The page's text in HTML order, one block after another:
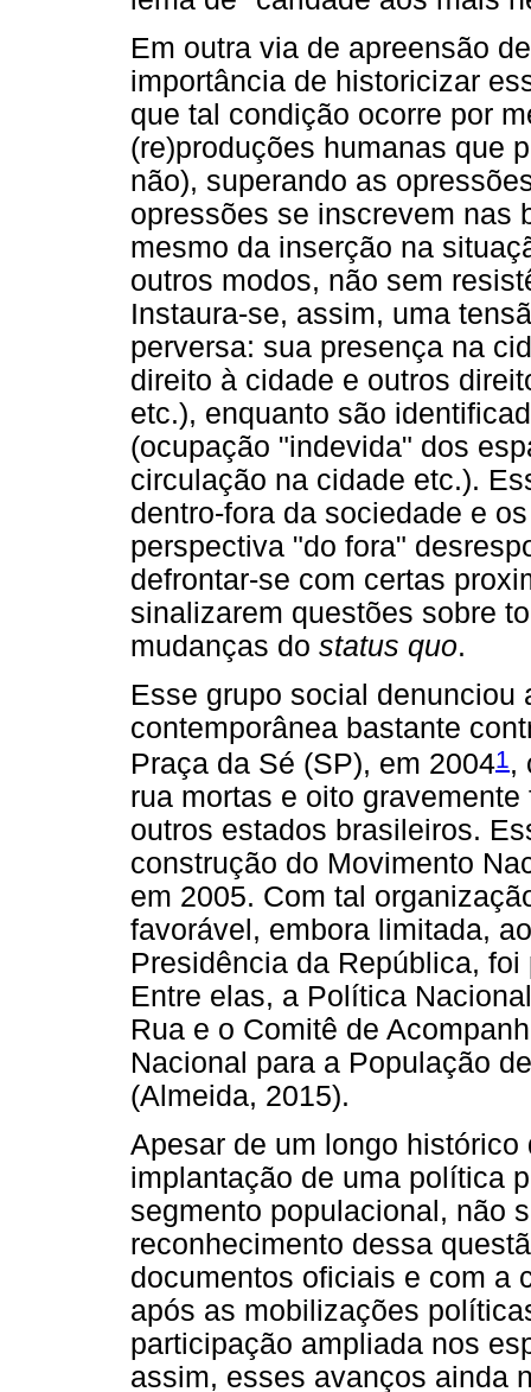
Em outra via de apreensão
importância de historicizar
que tal condição ocorre por
(re)produções humanas que
não), superando as
opressões se inscrevem nas
mesmo da inserção na
outros modos, não sem
Instaura-se, assim, uma
perversa: sua presença na
direito à cidade e outros
etc.), enquanto são
(ocupação "indevida" dos
circulação na cidade etc.).
dentro-fora da sociedade e
perspectiva "do fora"
defrontar-se com certas
sinalizarem questões sobre
mudanças do status quo.
Esse grupo social
contemporânea bastante
Praça da Sé (SP), em 20041,
rua mortas e oito
outros estados brasileiros.
construção do Movimento
em 2005. Com tal
favorável, embora limitada,
Presidência da República,
Entre elas, a Política
Rua e o Comitê de
Nacional para a População
(Almeida, 2015).
Apesar de um longo
implantação de uma política
segmento populacional, não
reconhecimento dessa
documentos oficiais e com a
após as mobilizações
participação ampliada nos
assim, esses avanços ainda